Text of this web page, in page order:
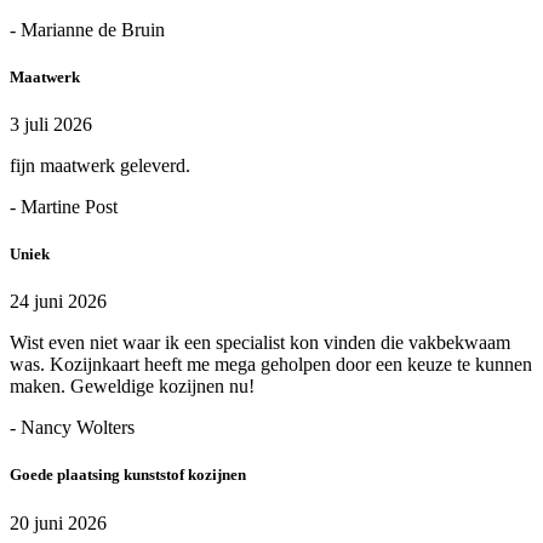
- Marianne de Bruin
Maatwerk
3 juli 2026
fijn maatwerk geleverd.
- Martine Post
Uniek
24 juni 2026
Wist even niet waar ik een specialist kon vinden die vakbekwaam
was. Kozijnkaart heeft me mega geholpen door een keuze te kunnen
maken. Geweldige kozijnen nu!
- Nancy Wolters
Goede plaatsing kunststof kozijnen
20 juni 2026